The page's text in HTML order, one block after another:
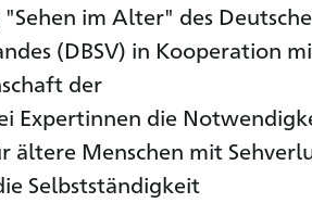
im Alter" des
(DBSV) in Kooperation
der
Expertinnen die
ältere Menschen mit
Selbstständigkeit